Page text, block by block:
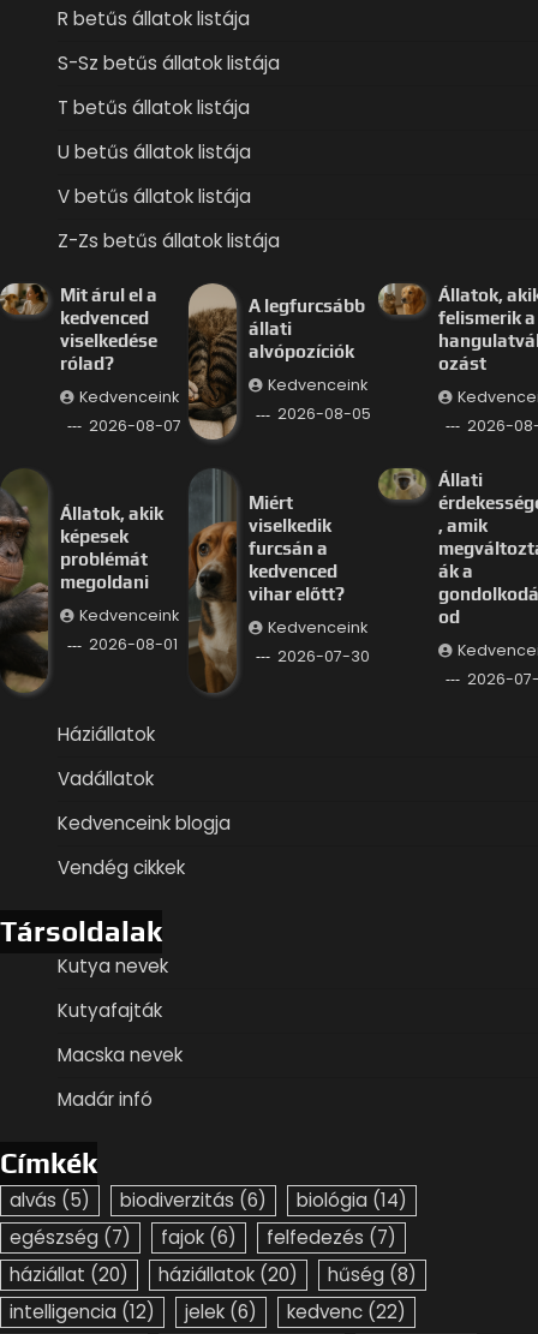
R betűs állatok listája
S-Sz betűs állatok listája
T betűs állatok listája
U betűs állatok listája
V betűs állatok listája
Z-Zs betűs állatok listája
Mit árul el a
kedvenced
viselkedése
rólad?
Kedvenceink
2026-08-07
A legfurcsább
állati
alvópozíciók
Kedvenceink
2026-08-05
Állatok,
felismerik a
ozást
2026-
Állatok, akik
képesek
problémát
megoldani
Kedvenceink
2026-08-01
Miért
viselkedik
furcsán a
kedvenced
vihar előtt?
Kedvenceink
2026-07-30
Állati
, amik
ák a
od
2026-
Háziállatok
Vadállatok
Kedvenceink blogja
Vendég cikkek
Társoldalak
Kutya nevek
Kutyafajták
Macska nevek
Madár infó
Címkék
alvás (5) biodiverzitás (6) biológia (14)
egészség (7) fajok (6) felfedezés (7)
háziállat (20) háziállatok (20) hűség (8)
intelligencia (12) jelek (6) kedvenc (22)